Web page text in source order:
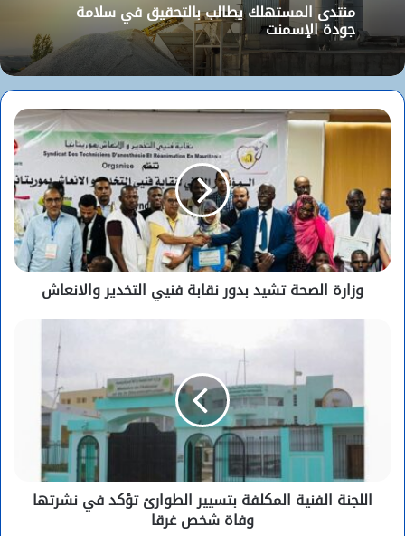
منتدى المستهلك يطالب بالتحقيق في سلامة
جودة الإسمنت
وزارة الصحة تشيد بدور نقابة فنيي التخدير والانعاش
اللجنة الفنية المكلفة بتسيير الطوارئ تؤكد في نشرتها
وفاة شخص غرقا